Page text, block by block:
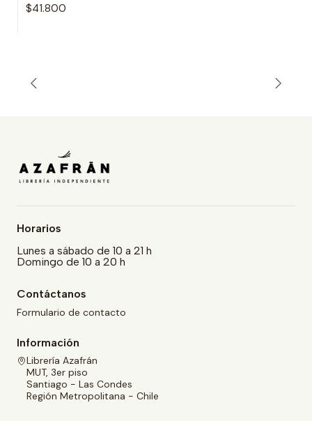
$41.800
Horarios
Lunes a sábado de 10 a 21 h
Domingo de 10 a 20 h
Contáctanos
Formulario de contacto
Información
Librería Azafrán
MUT, 3er piso
Santiago - Las Condes
Región Metropolitana - Chile